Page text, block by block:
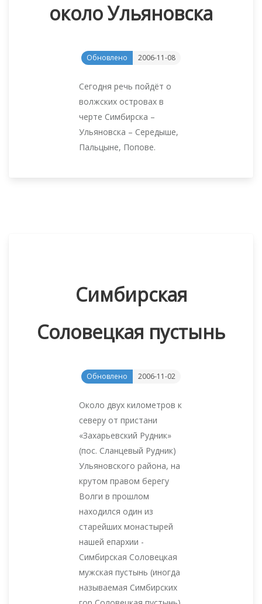
около Ульяновска
Обновлено 2006-11-08
Сегодня речь пойдёт о
волжских островах в
черте Симбирска –
Ульяновска – Середыше,
Пальцыне, Попове.
Симбирская
Соловецкая пустынь
Обновлено 2006-11-02
Около двух километров к
северу от пристани
«Захарьевский Рудник»
(пос. Сланцевый Рудник)
Ульяновского района, на
крутом правом берегу
Волги в прошлом
находился один из
старейших монастырей
нашей епархии -
Симбирская Соловецкая
мужская пустынь (иногда
называемая Симбирских